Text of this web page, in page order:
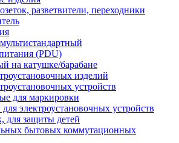
разветвители, переходники
(PDU)
на катушке/барабане
изделий
устройств
для маркировки
электроустановочных устройств
для защиты детей
бытовых коммутационных